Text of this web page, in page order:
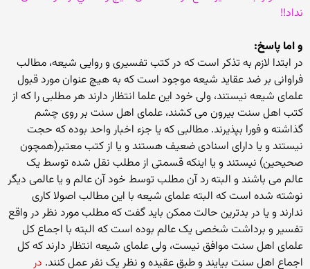
نداد!!
و اما پاسخ:
در ابتدا لازم به تذکر است که در کتب تفسیری و روایی شیعه، مطالب
فراوانی بر ضد عقاید شیعه موجود است که به هیچ عنوان مورد قبول
علمای شیعه نیستند، ولی خود این علما انتظار دارند هر مطلبی را که از
کتب اهل سنت بیرون می کشند، علمای اهل سنت بر روی چشم
گذاشته و فورا بپذیرند. مطالبی که یا جزء اخبار واحد بوده که حجت
نیستند و یا دارای اسنادی ضعیف هستند و یا از کتب معتبر(همچون
صحیحین) نیستند و یا اینکه قسمتی از مطلب نقل شده توسط یک
عالم می باشند و البته رد آن مطلب توسط خود آن عالم و یا عالمی دیگر
نوشته شده است که البته علمای شیعه با این مطالب اصولا کاری
ندارند و یا در بدترین حالت ممکن باید گفت که مطلب مورد نظر در واقع
تفسیر و برداشت شخصی یک عالم بوده است که البته با اجماع کل
علمای اهل سنت موافق نیست، ولی علمای شیعه انتظار دارند که کل
اجماع اهل سنت بیایند و طبق عقیده و نظر یک نفر عمل کنند. در